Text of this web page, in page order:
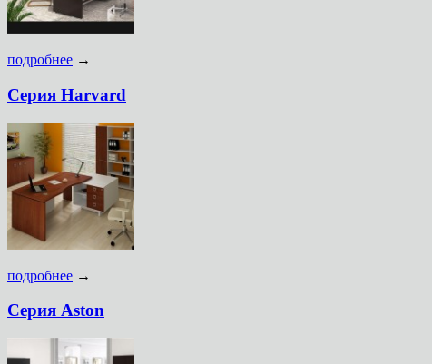
подробнее →
Серия Harvard
подробнее →
Серия Aston